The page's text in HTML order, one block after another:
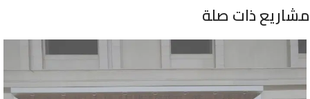
مشاريع ذات صلة